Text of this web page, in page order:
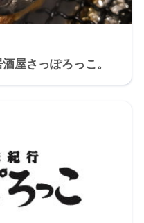
屋さっぽろっこ。